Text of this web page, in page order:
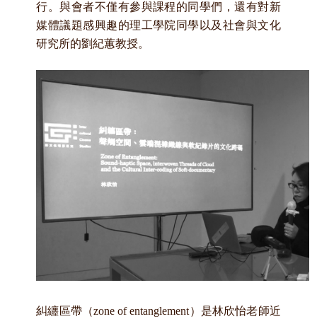
行。與會者不僅有參與課程的同學們，還有對新
媒體議題感興趣的理工學院同學以及社會與文化
研究所的劉紀蕙教授。
糾纏區帶（zone of entanglement）是林欣怡老師近